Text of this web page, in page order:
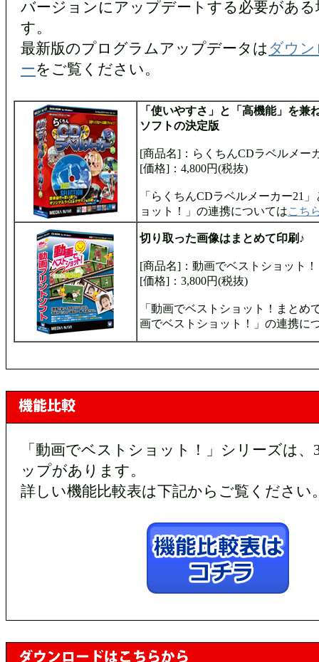
バージョンにアップデートする必要があ
す。
最新版のプログラムアップデータはダウ
ーをご覧ください。
「使いやすさ」と「高機能」を兼
ソフトの決定版
[商品名]：らくちんCDラベルメー
[価格]：4,800円(税抜)
「らくちんCDラベルメーカー21
ョット！」の連携についてはこち
切り取った画像はまとめて印刷♪
[商品名]：動画でベストショット
[価格]：3,800円(税抜)
「動画でベストショット！まとめ
画でベストショット！」の連携に
「動画でベストショット！」シリーズは
ップがあります。
詳しい機能比較表は下記からご覧ください